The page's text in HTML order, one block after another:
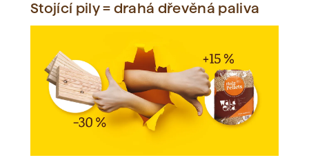
Nebyly nalezeny žádné články.
Slovník pojmů
Nebyly nalezeny žádné pojmy.
Stojící pily = drahá dřevěná paliva